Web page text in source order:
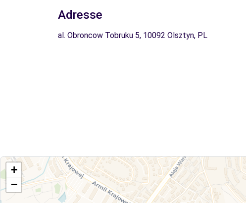
Adresse
al. Obroncow Tobruku 5, 10092 Olsztyn, PL
+
−